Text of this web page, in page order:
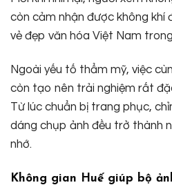
còn cảm nhận được không khí
vẻ đẹp văn hóa Việt Nam
Ngoài yếu tố thẩm mỹ, việc
còn tạo nên trải nghiệm rất
Từ lúc chuẩn bị trang phục,
dáng chụp ảnh đều trở thành
nhớ.
Không gian Huế giúp bộ